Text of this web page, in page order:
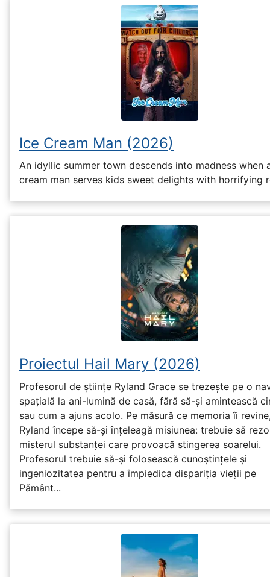
Ice Cream Man (2026)
An idyllic summer town descends into madness when
cream man serves kids sweet delights with horrifying
Proiectul Hail Mary (2026)
Profesorul de științe Ryland Grace se trezește pe o
spațială la ani-lumină de casă, fără să-și amintească
sau cum a ajuns acolo. Pe măsură ce memoria îi
Ryland începe să-și înțeleagă misiunea: trebuie să
misterul substanței care provoacă stingerea soarelui.
Profesorul trebuie să-și folosească cunoștințele și
ingeniozitatea pentru a împiedica dispariția vieții pe
Pământ...